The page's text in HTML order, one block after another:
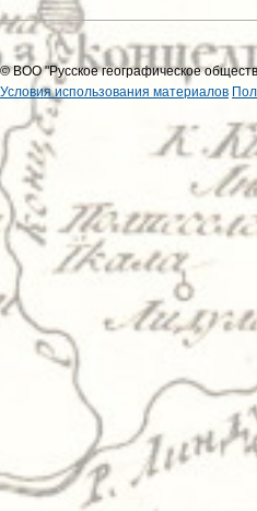
© ВОО "Русское географическое
Условия использования материалов